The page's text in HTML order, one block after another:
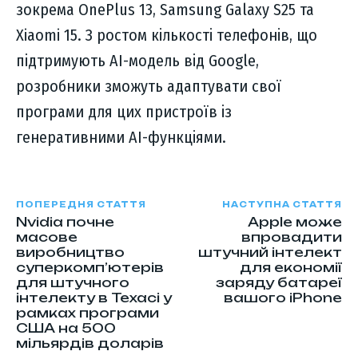
зокрема OnePlus 13, Samsung Galaxy S25 та
Xiaomi 15. З ростом кількості телефонів, що
підтримують AI-модель від Google,
розробники зможуть адаптувати свої
програми для цих пристроїв із
генеративними AI-функціями.
ПОПЕРЕДНЯ СТАТТЯ
Nvidia почне
масове
виробництво
суперкомп’ютерів
для штучного
інтелекту в Техасі у
рамках програми
США на 500
мільярдів доларів
НАСТУПНА СТАТТЯ
Apple може
впровадити
штучний інтелект
для економії
заряду батареї
вашого iPhone